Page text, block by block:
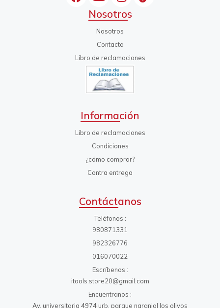
Nosotros
Nosotros
Contacto
Libro de reclamaciones
Información
Libro de reclamaciones
Condiciones
¿cómo comprar?
Contra entrega
Contáctanos
Teléfonos
980871331
982326776
016070022
Escríbenos
itools.store20@gmail.com
Encuentranos
Av. universitaria 4974 urb. parque naranjal los olivos